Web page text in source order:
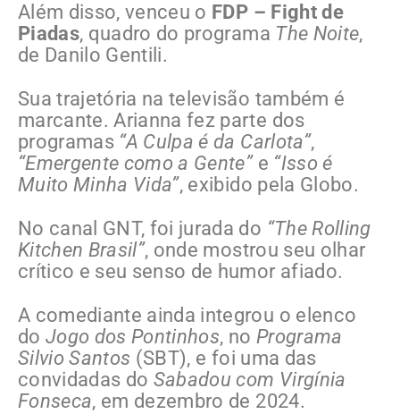
Além disso, venceu o FDP – Fight de
Piadas, quadro do programa The Noite,
de Danilo Gentili.
Sua trajetória na televisão também é
marcante. Arianna fez parte dos
programas “A Culpa é da Carlota”,
“Emergente como a Gente”e “Isso é
Muito Minha Vida”, exibido pela Globo.
No canal GNT, foi jurada do “The Rolling
Kitchen Brasil”, onde mostrou seu olhar
crítico e seu senso de humor afiado.
A comediante ainda integrou o elenco
doJogo dos Pontinhos, no Programa
Silvio Santos (SBT), e foi uma das
convidadas do Sabadou com Virgínia
Fonseca, em dezembro de 2024.